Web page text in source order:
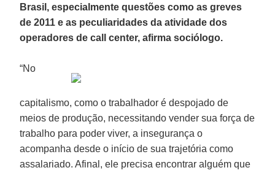
Brasil, especialmente questões como as greves
de 2011 e as peculiaridades da atividade dos
operadores de call center, afirma sociólogo.
“No
capitalismo, como o trabalhador é despojado de
meios de produção, necessitando vender sua força de
trabalho para poder viver, a insegurança o
acompanha desde o início de sua trajetória como
assalariado. Afinal, ele precisa encontrar alguém que